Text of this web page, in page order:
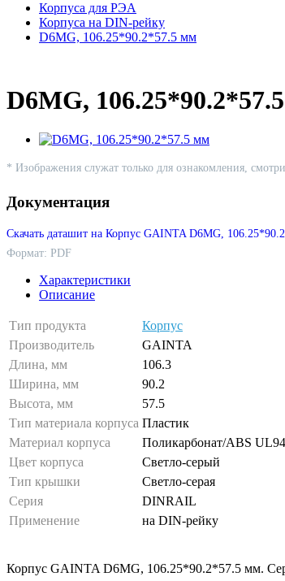
Корпуса для РЭА
Корпуса на DIN-рейку
D6MG, 106.25*90.2*57.5 мм
D6MG,
* Изображения служат только для ознакомления,
Документация
Скачать даташит на Корпус GAINTA D6MG,
Формат: PDF
Характеристики
Описание
Тип продукта
Корпус
Производитель
GAINTA
Длина, мм
106.3
Ширина, мм
90.2
Высота, мм
57.5
Тип материала корпуса Пластик
Материал корпуса
Поликарбонат/ABS
Цвет корпуса
Светло-серый
Тип крышки
Светло-серая
Серия
DINRAIL
Применение
на DIN-рейку
Корпус GAINTA D6MG, 106.25*90.2*57.5 мм.